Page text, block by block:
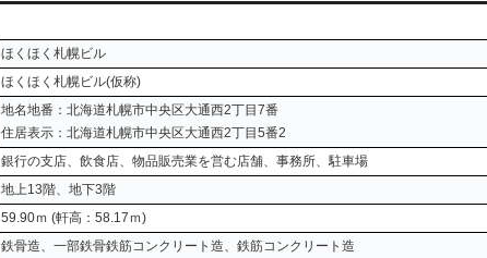
ほくほく札幌ビル
ほくほく札幌ビル(仮称)
地名地番：北海道札幌市中央区大通西2丁目7番
住居表示：北海道札幌市中央区大通西2丁目5番2
銀行の支店、飲食店、物品販売業を営む店舗、事務所、駐車場
地上13階、地下3階
59.90ｍ (軒高：58.17ｍ)
鉄骨造、一部鉄骨鉄筋コンクリート造、鉄筋コンクリート造